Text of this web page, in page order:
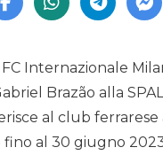
FC Internazionale
Brazão alla
al club ferrarese
al 30 giugno